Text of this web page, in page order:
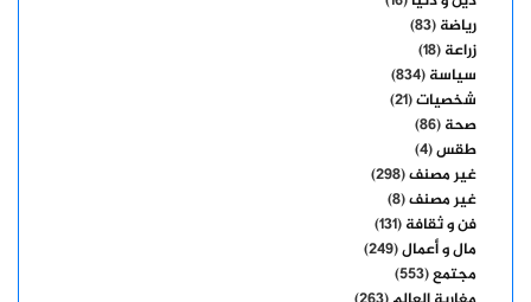
رياضة(83)
زراعة(18)
سياسة(834)
شخصيات(21)
صحة(86)
طقس(4)
غير مصنف(298)
غير مصنف(8)
فن و ثقافة(131)
مال و أعمال(249)
مجتمع(553)